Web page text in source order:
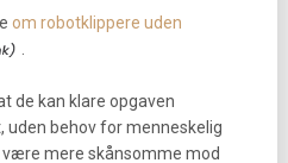
om robotklippere uden
de kan klare opgaven
behov for menneskelig
være mere skånsomme mod